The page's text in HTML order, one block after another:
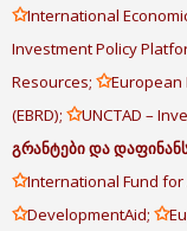
✩International
Investment Policy
Resources; ✩European
(EBRD); ✩UNCTAD –
გრანტებიდა
✩International Fund for
✩DevelopmentAid; ✩